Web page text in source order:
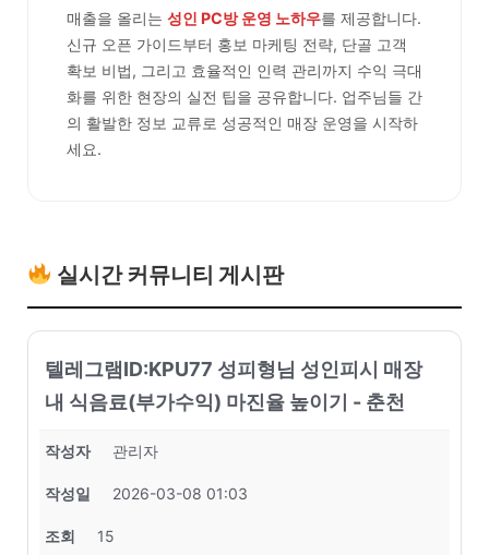
매출을 올리는 성인 PC방 운영 노하우를 제공합니다.
신규 오픈 가이드부터 홍보 마케팅 전략, 단골 고객
확보 비법, 그리고 효율적인 인력 관리까지 수익 극대
화를 위한 현장의 실전 팁을 공유합니다. 업주님들 간
의 활발한 정보 교류로 성공적인 매장 운영을 시작하
세요.
실시간 커뮤니티 게시판
텔레그램ID:KPU77 성피형님 성인피시 매장
내 식음료(부가수익) 마진율 높이기 - 춘천
작성자 관리자
작성일 2026-03-08 01:03
조회 15